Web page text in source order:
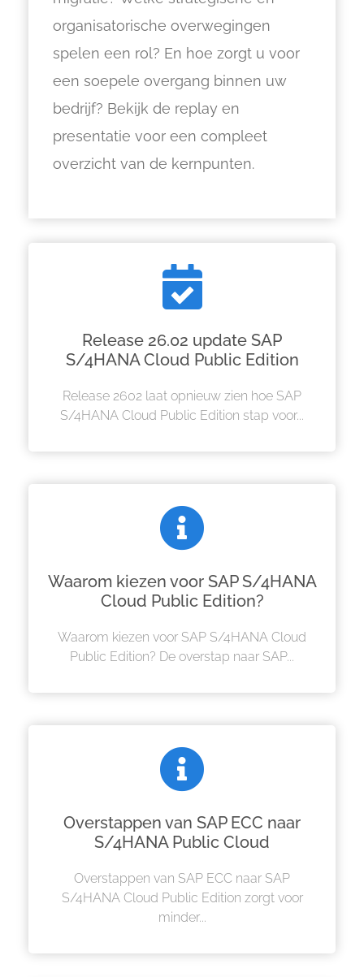
organisatorische overwegingen
spelen een rol? En hoe zorgt u voor
een soepele overgang binnen uw
bedrijf? Bekijk de replay en
presentatie voor een compleet
overzicht van de kernpunten.
Release 26.02 update SAP
S/4HANA Cloud Public Edition
Release 2602 laat opnieuw zien hoe SAP
S/4HANA Cloud Public Edition stap voor...
Waarom kiezen voor SAP S/4HANA
Cloud Public Edition?
Waarom kiezen voor SAP S/4HANA Cloud
Public Edition? De overstap naar SAP...
Overstappen van SAP ECC naar
S/4HANA Public Cloud
Overstappen van SAP ECC naar SAP
S/4HANA Cloud Public Edition zorgt voor
minder...